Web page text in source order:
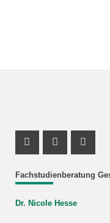
Fachstudienberatung
Dr. Nicole Hesse